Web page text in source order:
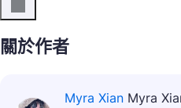
關於作者
Myra Xian Myra